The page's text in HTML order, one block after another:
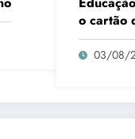
o cartão
03/08/